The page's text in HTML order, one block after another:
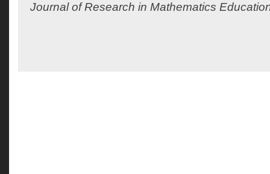
Journal of Research in Mathematics